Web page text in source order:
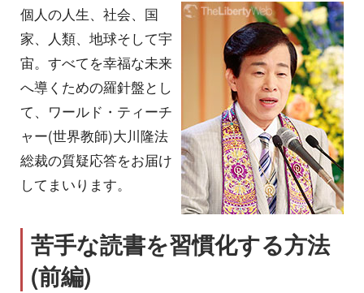
個人の人生、社会、国
家、人類、地球そして宇
宙。すべてを幸福な未来
へ導くための羅針盤とし
て、ワールド・ティーチ
ャー(世界教師)大川隆法
総裁の質疑応答をお届け
してまいります。
苦手な読書を習慣化する方法
(前編)